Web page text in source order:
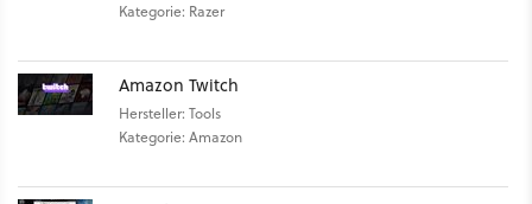
Kategorie: Razer
Amazon Twitch
Hersteller: Tools
Kategorie: Amazon